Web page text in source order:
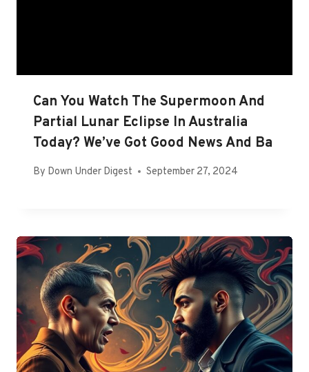
Can You Watch The Supermoon And
Partial Lunar Eclipse In Australia
Today? We’ve Got Good News And Ba
By Down Under Digest September 27, 2024